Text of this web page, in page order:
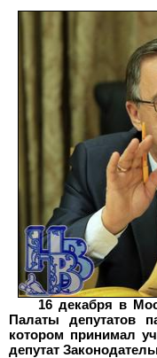
16 декабря в
Палаты депутатов
котором принимал
депутат